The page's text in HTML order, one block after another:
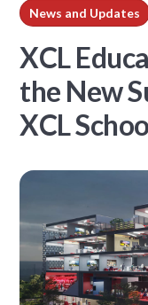
News and Updates
XCL
the New
XCL